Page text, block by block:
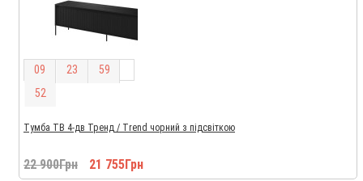
09 23 59
51
Тумба ТВ 4-дв Тренд / Trend чорний з підсвіткою
22 900Грн 21 755Грн